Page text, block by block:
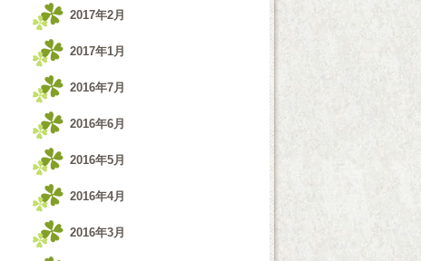
2017年2月
2017年1月
2016年7月
2016年6月
2016年5月
2016年4月
2016年3月